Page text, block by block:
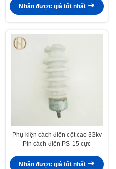
Nhận được giá tốt nhất
Phụ kiện cách điện cột cao 33kv
Pin cách điện PS-15 cực
Nhận được giá tốt nhất